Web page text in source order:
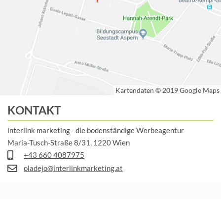
KONTAKT
interlink marketing - die bodenständige Werbeagentur
Maria-Tusch-Straße 8/31, 1220 Wien
+43 660 4087975
oladejo@interlinkmarketing.at